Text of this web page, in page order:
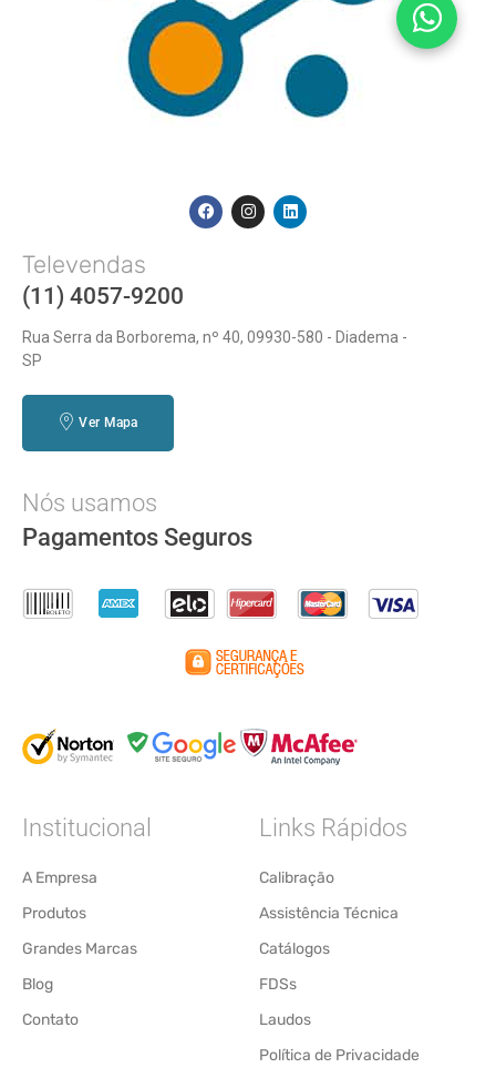
Televendas
(11) 4057-9200
Rua Serra da Borborema, nº 40, 09930-580 - Diadema -
SP
Ver Mapa
Nós usamos
Pagamentos Seguros
Institucional
A Empresa
Produtos
Grandes Marcas
Blog
Contato
Links Rápidos
Calibração
Assistência Técnica
Catálogos
FDSs
Laudos
Política de Privacidade